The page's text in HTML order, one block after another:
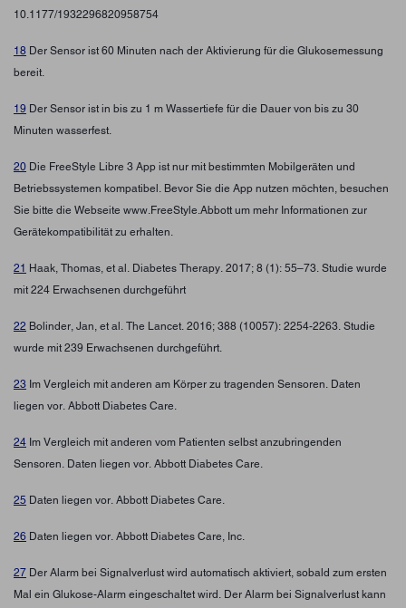
10.1177/1932296820958754
18 Der Sensor ist 60 Minuten nach der Aktivierung für die Glukosemessung
bereit.
19 Der Sensor ist in bis zu 1 m Wassertiefe für die Dauer von bis zu 30
Minuten wasserfest.
20 Die FreeStyle Libre 3 App ist nur mit bestimmten Mobilgeräten und
Betriebssystemen kompatibel. Bevor Sie die App nutzen möchten, besuchen
Sie bitte die Webseite www.FreeStyle.Abbott um mehr Informationen zur
Gerätekompatibilität zu erhalten.
21 Haak, Thomas, et al. Diabetes Therapy. 2017; 8 (1): 55–73. Studie wurde
mit 224 Erwachsenen durchgeführt
22 Bolinder, Jan, et al. The Lancet. 2016; 388 (10057): 2254-2263. Studie
wurde mit 239 Erwachsenen durchgeführt.
23 Im Vergleich mit anderen am Körper zu tragenden Sensoren. Daten
liegen vor. Abbott Diabetes Care.
24 Im Vergleich mit anderen vom Patienten selbst anzubringenden
Sensoren. Daten liegen vor. Abbott Diabetes Care.
25 Daten liegen vor. Abbott Diabetes Care.
26 Daten liegen vor. Abbott Diabetes Care, Inc.
27 Der Alarm bei Signalverlust wird automatisch aktiviert, sobald zum ersten
Mal ein Glukose-Alarm eingeschaltet wird. Der Alarm bei Signalverlust kann